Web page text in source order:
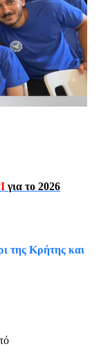
για το 2026
της Κρήτης και